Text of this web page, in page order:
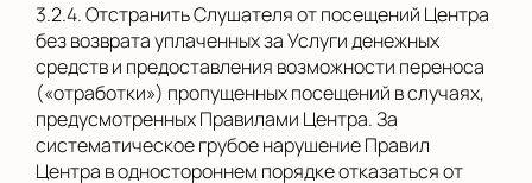
3.2.4. Отстранить Слушателя от посещений Центра
без возврата уплаченных за Услуги денежных
средств и предоставления возможности переноса
(«отработки») пропущенных посещений в случаях,
предусмотренных Правилами Центра. За
систематическое грубое нарушение Правил
Центра в одностороннем порядке отказаться от